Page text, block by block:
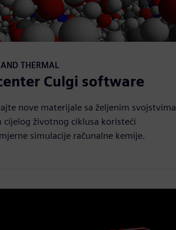
THERMAL
Culgi software
nove materijale sa željenim svojstvima
cijelog životnog ciklusa koristeći
simulacije računalne kemije.